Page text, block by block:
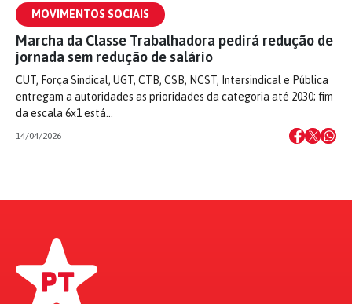
MOVIMENTOS SOCIAIS
Marcha da Classe Trabalhadora pedirá redução de
jornada sem redução de salário
CUT, Força Sindical, UGT, CTB, CSB, NCST, Intersindical e Pública
entregam a autoridades as prioridades da categoria até 2030; fim
da escala 6x1 está…
14/04/2026